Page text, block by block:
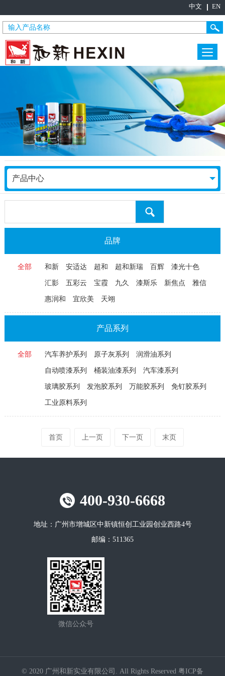
中文 EN
产品中心
品牌
全部 和新 安适达 超和 超和新瑞 百辉 漆光十色
汇影 五彩云 宝霞 九久 漆斯乐 新焦点 雅信
惠润和 宜欣美 天翊
产品系列
全部 汽车养护系列 原子灰系列 润滑油系列
自动喷漆系列 桶装油漆系列 汽车漆系列
玻璃胶系列 发泡胶系列 万能胶系列 免钉胶系列
工业原料系列
首页 上一页 下一页 末页
400-930-6668
地址： 广州市增城区中新镇恒创工业园创业西路4号
邮编： 511365
微信公众号
© 2020 广州和新实业有限公司. All Rights Reserved 粤ICP备